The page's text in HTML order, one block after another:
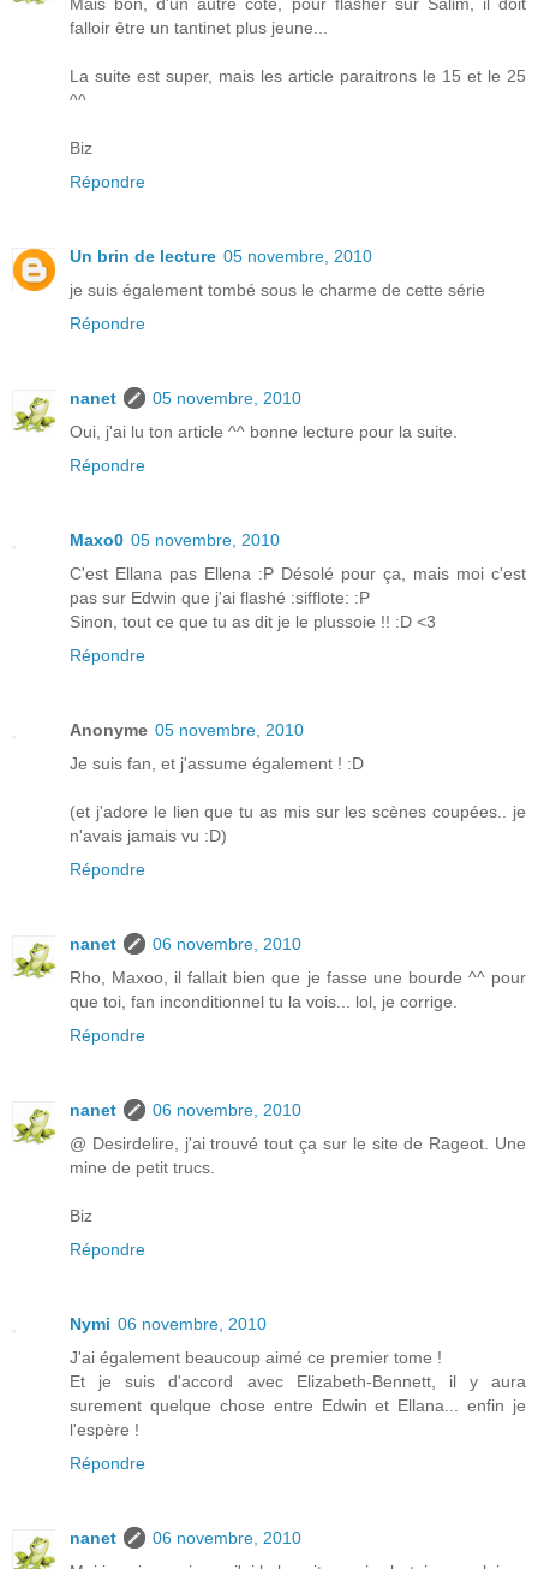
falloir être un tantinet plus jeune...
La suite est super, mais les article paraitrons le 15 et le 25
^^
Biz
Répondre
Un brin de lecture 05 novembre, 2010
je suis également tombé sous le charme de cette série
Répondre
nanet
05 novembre, 2010
Oui, j'ai lu ton article ^^ bonne lecture pour la suite.
Répondre
Maxo0 05 novembre, 2010
C'est Ellana pas Ellena :P Désolé pour ça, mais moi c'est
pas sur Edwin que j'ai flashé :sifflote: :P
Sinon, tout ce que tu as dit je le plussoie !! :D <3
Répondre
Anonyme 05 novembre, 2010
Je suis fan, et j'assume également ! :D
(et j'adore le lien que tu as mis sur les scènes coupées.. je
n'avais jamais vu :D)
Répondre
nanet
06 novembre, 2010
Rho, Maxoo, il fallait bien que je fasse une bourde ^^ pour
que toi, fan inconditionnel tu la vois... lol, je corrige.
Répondre
nanet
06 novembre, 2010
@ Desirdelire, j'ai trouvé tout ça sur le site de Rageot. Une
mine de petit trucs.
Biz
Répondre
Nymi 06 novembre, 2010
J'ai également beaucoup aimé ce premier tome !
Et je suis d'accord avec Elizabeth-Bennett, il y aura
surement quelque chose entre Edwin et Ellana... enfin je
l'espère !
Répondre
nanet
06 novembre, 2010